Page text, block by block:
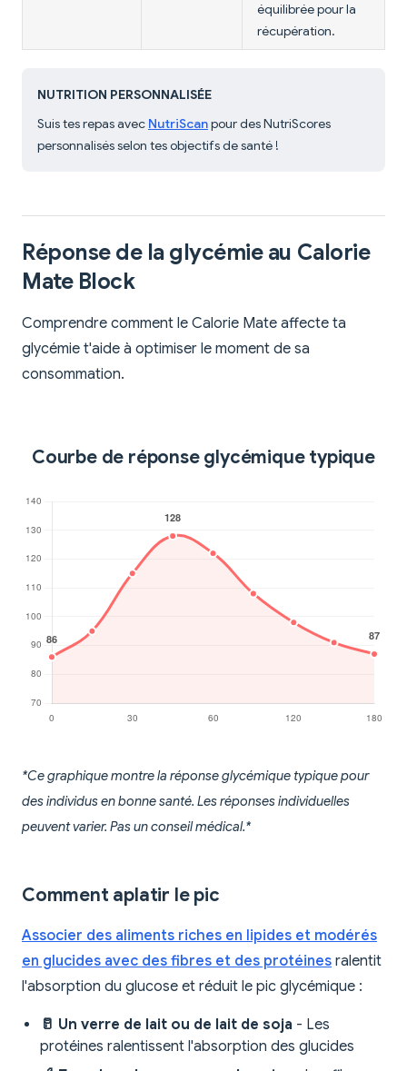
équilibrée pour la
récupération.
NUTRITION PERSONNALISÉE
Suis tes repas avec NutriScanpour des NutriScores
personnalisés selon tes objectifs de santé !
Réponse de la glycémie au Calorie
Mate Block
Comprendre comment le Calorie Mate affecte ta
glycémie t'aide à optimiser le moment de sa
consommation.
Courbe de réponse glycémique typique
*Ce graphique montre la réponse glycémique typique pour
des individus en bonne santé. Les réponses individuelles
peuvent varier. Pas un conseil médical.*
Comment aplatir le pic
Associer des aliments riches en lipides et modérés
en glucides avec des fibres et des protéines ralentit
l'absorption du glucose et réduit le pic glycémique :
🥛 Un verre de lait ou de lait de soja - Les
protéines ralentissent l'absorption des glucides